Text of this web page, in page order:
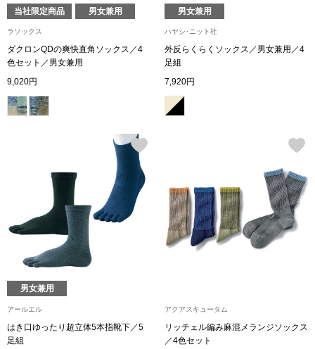
ランド
集
タログ
／チュニック
ダーウェア
ハンドバッグ
ショルダーバ
ブリーフケース
リュック･バッ
当社限定商品 男女兼用
ラソックス
ダクロンQDの爽快直角ソックス／4
色セット／男女兼用
9,020円
男女兼用
ハヤシ･ニット社
外反らくらくソックス／男女兼用／4
足組
7,920円
男女兼用
アールエル
はき口ゆったり超立体5本指靴下／5
足組
アクアスキュータム
リッチェル編み麻混メランジソックス
／4色セット